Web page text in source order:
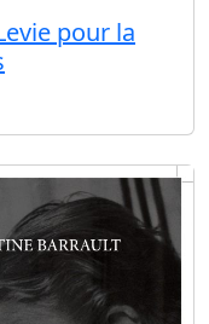
pour la